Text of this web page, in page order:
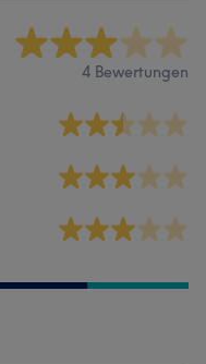
4 Bewertungen